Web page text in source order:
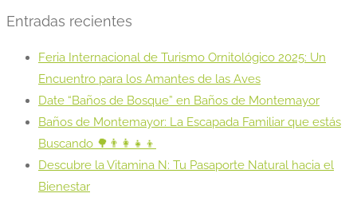
Entradas recientes
Feria Internacional de Turismo Ornitológico 2025: Un
Encuentro para los Amantes de las Aves
Date “Baños de Bosque” en Baños de Montemayor
Baños de Montemayor: La Escapada Familiar que estás
Buscando 🌳👨‍👩‍👧‍👦
Descubre la Vitamina N: Tu Pasaporte Natural hacia el
Bienestar